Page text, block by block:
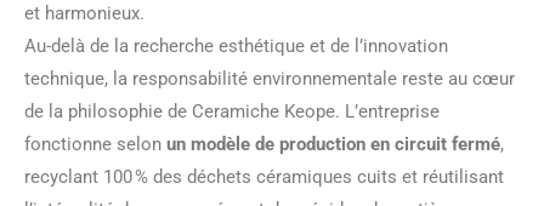
et harmonieux.
Au-delà de la recherche esthétique et de l’innovation
technique, la responsabilité environnementale reste au cœur
de la philosophie de Ceramiche Keope. L’entreprise
fonctionne selon un modèle de production en circuit fermé,
recyclant 100 % des déchets céramiques cuits et réutilisant